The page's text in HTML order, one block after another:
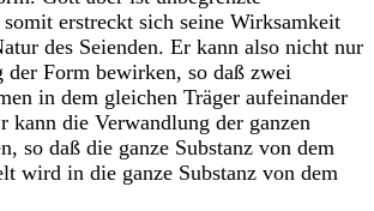
erstreckt sich seine Wirksamkeit
des Seienden. Er kann also nicht nur
der Form bewirken, so daß zwei
in dem gleichen Träger aufeinander
kann die Verwandlung der ganzen
so daß die ganze Substanz von dem
wird in die ganze Substanz von dem